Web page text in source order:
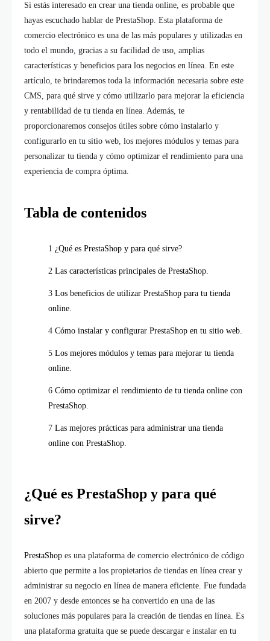
Si estás interesado en crear una tienda online, es probable que
hayas escuchado hablar de PrestaShop. Esta plataforma de
comercio electrónico es una de las más populares y utilizadas en
todo el mundo, gracias a su facilidad de uso, amplias
características y beneficios para los negocios en línea. En este
artículo, te brindaremos toda la información necesaria sobre este
CMS, para qué sirve y cómo utilizarlo para mejorar la eficiencia
y rentabilidad de tu tienda en línea. Además, te
proporcionaremos consejos útiles sobre cómo instalarlo y
configurarlo en tu sitio web, los mejores módulos y temas para
personalizar tu tienda y cómo optimizar el rendimiento para una
experiencia de compra óptima.
Tabla de contenidos
¿Qué es PrestaShop y para qué sirve?
Las características principales de PrestaShop.
Los beneficios de utilizar PrestaShop para tu tienda
online.
Cómo instalar y configurar PrestaShop en tu sitio web.
Los mejores módulos y temas para mejorar tu tienda
online.
Cómo optimizar el rendimiento de tu tienda online con
PrestaShop.
Las mejores prácticas para administrar una tienda
online con PrestaShop.
¿Qué es PrestaShop y para qué
sirve?
PrestaShop es una plataforma de comercio electrónico de código
abierto que permite a los propietarios de tiendas en línea crear y
administrar su negocio en línea de manera eficiente. Fue fundada
en 2007 y desde entonces se ha convertido en una de las
soluciones más populares para la creación de tiendas en línea. Es
una plataforma gratuita que se puede descargar e instalar en tu